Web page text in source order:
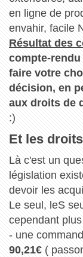
en ligne de
envahir, facile
Résultat des
compte-
faire votre
décision, en
aux droits de
:)
Et les
Là c'est un
législation
devoir les
Le seul, leS
cependant
- une
90,21€(